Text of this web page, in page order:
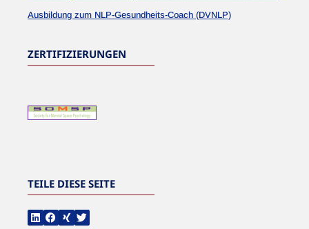
Ausbildung zum NLP-Gesundheits-Coach (DVNLP)
ZERTIFIZIERUNGEN
TEILE DIESE SEITE